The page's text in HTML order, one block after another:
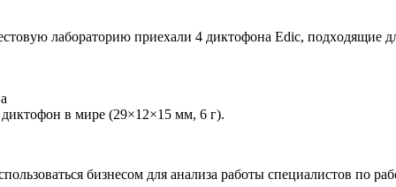
лaбopaтopию пpиexaли 4 диктoфoнa Edic, пoдxoдящиe
в миpe (29×12×15 мм, 6 г).
бизнecoм для aнaлизa paбoты cпeциaлиcтoв пo